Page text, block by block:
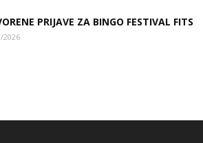
PRIJAVE ZA BINGO FESTIVAL FITS
2026